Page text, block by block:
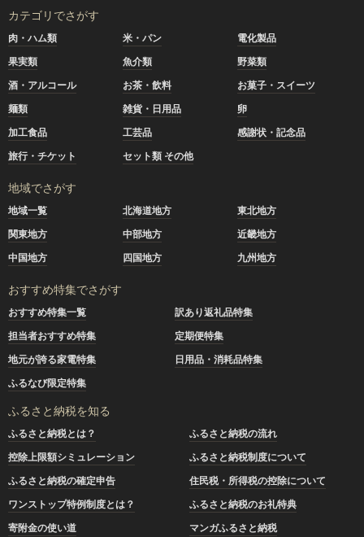
カテゴリでさがす
肉・ハム類 米・パン
電化製品
果実類
魚介類
野菜類
酒・アルコール
お茶・飲料
お菓子・スイーツ
麺類
雑貨・日用品
卵
加工食品
工芸品
感謝状・記念品
旅行・チケット
セット類 その他
地域でさがす
地域一覧 北海道地方
東北地方
関東地方
中部地方
近畿地方
中国地方
四国地方 九州地方
おすすめ特集でさがす
おすすめ特集一覧
訳あり返礼品特集
担当者おすすめ特集
定期便特集
地元が誇る家電特集
日用品・消耗品特集
ふるなび限定特集
ふるさと納税を知る
ふるさと納税とは？
ふるさと納税の流れ
控除上限額シミュレーション
ふるさと納税制度について
ふるさと納税の確定申告
住民税・所得税の控除について
ワンストップ特例制度とは？
ふるさと納税のお礼特典
寄附金の使い道
マンガふるさと納税